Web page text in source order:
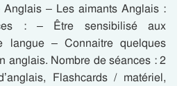
– Les aimants Anglais :
: – Être sensibilisé aux
langue – Connaitre quelques
anglais. Nombre de séances : 2
Flashcards / matériel,